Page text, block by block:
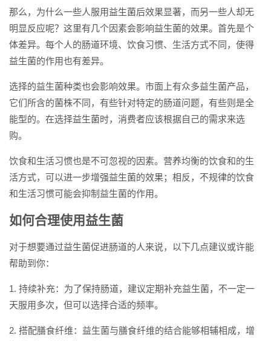
那么，为什么一些人服用益生菌后效果显著，而另一些人却无
明显反应呢？这里有几个因素会影响益生菌的效果。首先是个
体差异。每个人的肠道环境、饮食习惯、生活方式不同，使得
益生菌的作用也有差异。
选择的益生菌种类也会影响效果。市面上有众多益生菌产品，
它们所含的菌株不同，有些针对特定的肠道问题，有些则是全
能型的。在选择益生菌时，消费者应该根据自己的需求来选
购。
饮食和生活习惯也是不可忽视的因素。营养均衡的饮食和的生
活方式，可以进一步增强益生菌的效果；相反，不规律的饮食
和生活习惯可能会抑制益生菌的作用。
如何合理使用益生菌
对于想要通过益生菌促进肠道的人来说，以下几点建议或许能
帮助到你：
1. 持续补充：为了保持肠道，建议定期补充益生菌，不一定一
天服用多次，但可以选择合适的频率。
2. 搭配膳食纤维：益生菌与膳食纤维的结合能够相辅相成，增